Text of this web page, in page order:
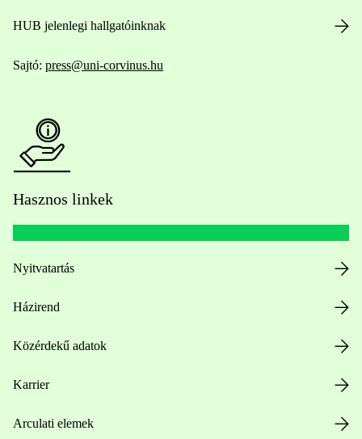
HUB jelenlegi hallgatóinknak
Sajtó: press@uni-corvinus.hu
Hasznos linkek
Nyitvatartás
Házirend
Közérdekű adatok
Karrier
Arculati elemek